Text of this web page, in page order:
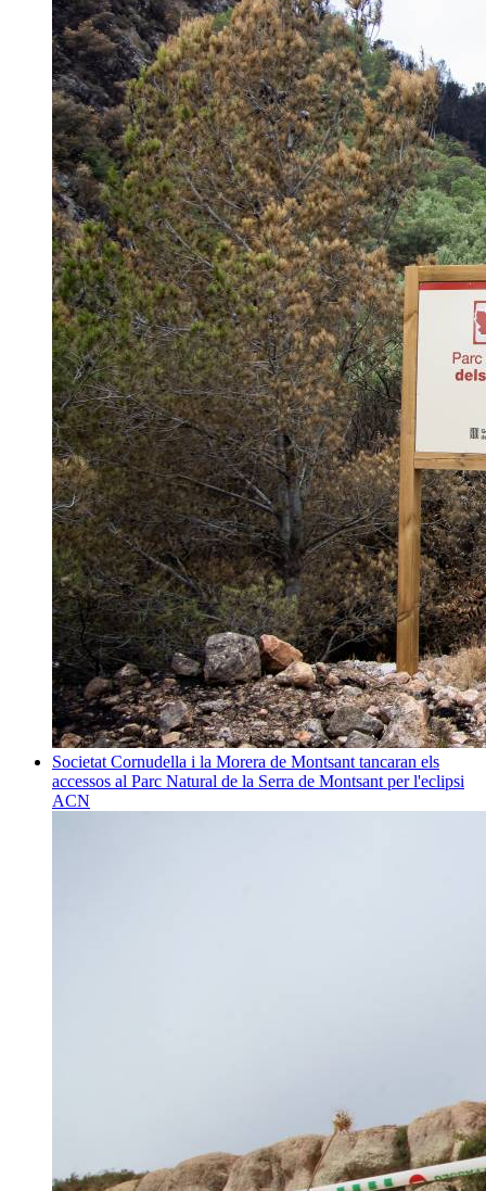
Societat Cornudella i la Morera de Montsant tancaran els
accessos al Parc Natural de la Serra de Montsant per l'eclipsi
ACN